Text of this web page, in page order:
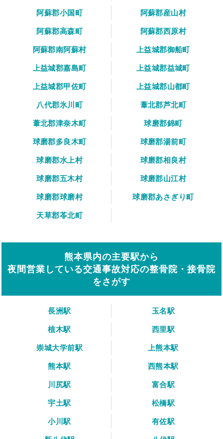
阿蘇郡小国町
阿蘇郡産山村
阿蘇郡高森町
阿蘇郡西原村
阿蘇郡南阿蘇村
上益城郡御船町
上益城郡嘉島町
上益城郡益城町
上益城郡甲佐町
上益城郡山都町
八代郡氷川町
葦北郡芦北町
葦北郡津奈木町
球磨郡錦町
球磨郡多良木町
球磨郡湯前町
球磨郡水上村
球磨郡相良村
球磨郡五木村
球磨郡山江村
球磨郡球磨村
球磨郡あさぎり町
天草郡苓北町
熊本県内の主要駅から
夜間営業している交通事故対応の整骨院・接骨院
をさがす
長洲駅
玉名駅
植木駅
西里駅
崇城大学前駅
上熊本駅
熊本駅
西熊本駅
川尻駅
富合駅
宇土駅
松橋駅
小川駅
有佐駅